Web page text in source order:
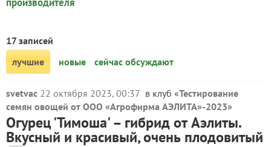
17 записей
лучшие
новые сейчас обсуждают
svetvac 22 октября 2023, 00:37 в клуб «Тестирование
семян овощей от ООО «Агрофирма АЭЛИТА»-2023»
Огурец 'Тимоша' – гибрид от Аэлиты.
Вкусный и красивый, очень плодовитый